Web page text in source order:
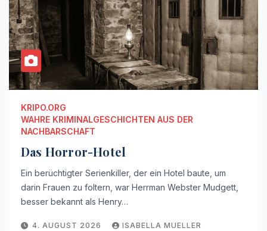
KRIPO.ORG
WAHRE KRIMINALGESCHICHTEN AUS DER
NACHBARSCHAFT
Das Horror-Hotel
Ein berüchtigter Serienkiller, der ein Hotel baute, um
darin Frauen zu foltern, war Herrman Webster Mudgett,
besser bekannt als Henry…
4. AUGUST 2026 ISABELLA MUELLER